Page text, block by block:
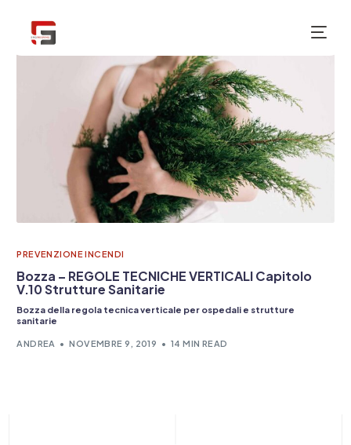
PREVENZIONE INCENDI
Bozza – REGOLE TECNICHE VERTICALI Capitolo
V.10 Strutture Sanitarie
Bozza della regola tecnica verticale per ospedali e strutture
sanitarie
ANDREA NOVEMBRE 9, 2019 14 MIN READ
NUOVO